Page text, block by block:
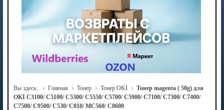
Вы здесь: Главная Тонер Тонер OKI
Тонер magenta ( 50g) для
OKI C3100/ C5100/ C5300/ C5550/ C5700/ C5900/ C7100/ C7300/ C7400/
C7500/ C9500/ C530/ C810/ MC560/ C8600